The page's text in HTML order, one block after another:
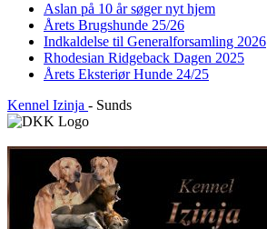
Aslan på 10 år søger nyt hjem
Årets Brugshunde 25/26
Indkaldelse til Generalforsamling 2026
Rhodesian Ridgeback Dagen 2025
Årets Eksteriør Hunde 24/25
Kennel Izinja - Sunds